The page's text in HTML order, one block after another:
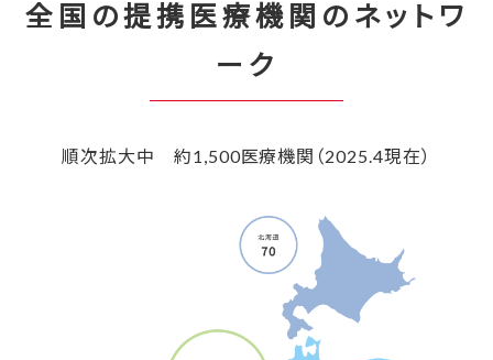
全国の提携医療機関のネットワ
ーク
順次拡大中 約1,500医療機関（2025.4現在）